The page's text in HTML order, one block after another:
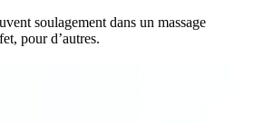
soulagement dans un massage
pour d’autres.